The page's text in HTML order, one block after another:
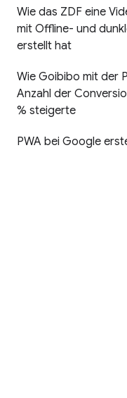
Wie das ZDF eine
mit Offline- und
erstellt hat
Wie Goibibo mit der
Anzahl der
% steigerte
PWA bei Google